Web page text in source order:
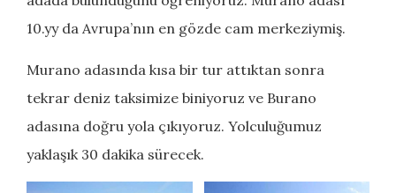
10.yy da Avrupa’nın en gözde cam merkeziymiş.
Murano adasında kısa bir tur attıktan sonra
tekrar deniz taksimize biniyoruz ve Burano
adasına doğru yola çıkıyoruz. Yolculuğumuz
yaklaşık 30 dakika sürecek.